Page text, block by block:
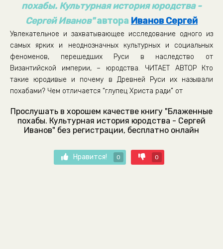
похабы. Культурная история юродства -
Сергей Иванов"автора Иванов Сергей
Увлекательное и захватывающее исследование одного из
самых ярких и неоднозначных культурных и социальных
феноменов, перешедших Руси в наследство от
Византийской империи, – юродства. ЧИТАЕТ АВТОР Кто
такие юродивые и почему в Древней Руси их называли
похабами? Чем отличается “глупец Христа ради” от
Прослушать в хорошем качестве книгу "Блаженные
похабы. Культурная история юродства - Сергей
Иванов" без регистрации, бесплатно онлайн
Нравится! 0 0